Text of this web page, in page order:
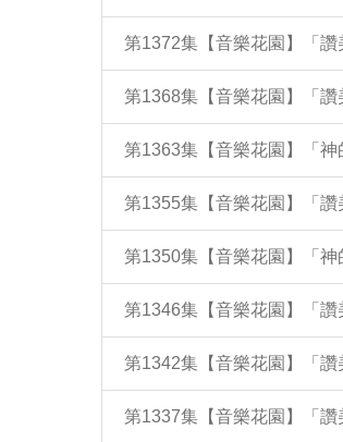
第1372集【音樂花園】「
第1368集【音樂花園】「
第1363集【音樂花園】「
第1355集【音樂花園】「
第1350集【音樂花園】「
第1346集【音樂花園】「
第1342集【音樂花園】「
第1337集【音樂花園】「